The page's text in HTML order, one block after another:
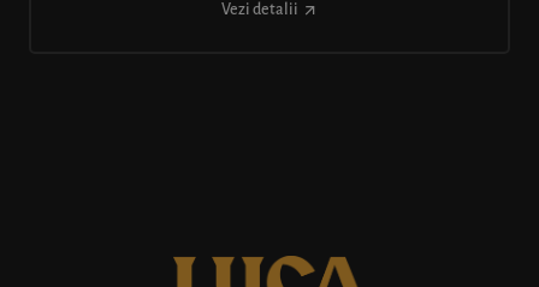
Vezi detalii